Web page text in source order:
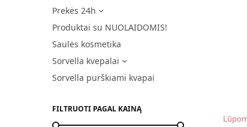
Prekės 24h
Produktai su NUOLAIDOMIS!
Saulės kosmetika
Sorvella kvepalai
Sorvella purškiami kvapai
FILTRUOTI PAGAL KAINĄ